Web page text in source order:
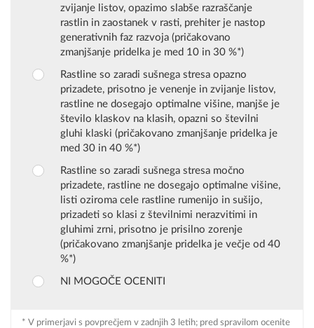
zvijanje listov, opazimo slabše razraščanje
rastlin in zaostanek v rasti, prehiter je nastop
generativnih faz razvoja (pričakovano
zmanjšanje pridelka je med 10 in 30 %*)
Rastline so zaradi sušnega stresa opazno
prizadete, prisotno je venenje in zvijanje listov,
rastline ne dosegajo optimalne višine, manjše je
število klaskov na klasih, opazni so številni
gluhi klaski (pričakovano zmanjšanje pridelka je
med 30 in 40 %*)
Rastline so zaradi sušnega stresa močno
prizadete, rastline ne dosegajo optimalne višine,
listi oziroma cele rastline rumenijo in sušijo,
prizadeti so klasi z številnimi nerazvitimi in
gluhimi zrni, prisotno je prisilno zorenje
(pričakovano zmanjšanje pridelka je večje od 40
%*)
NI MOGOČE OCENITI
* V primerjavi s povprečjem v zadnjih 3 letih; pred spravilom ocenite